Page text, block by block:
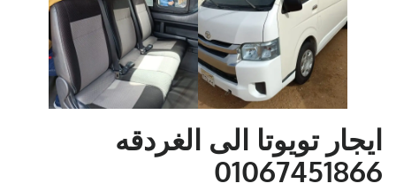
ايجار تويوتا الى الغردقه
01067451866